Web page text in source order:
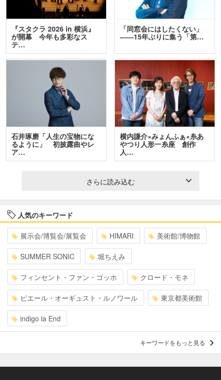
『スタクラ 2026 in 横浜』
が開幕 今年も多彩なス
テ…
「同窓会にはしたくない」
――15年ぶりに集う「第…
石井琢磨「人生の宝物にな
るように」 初披露曲やレ
ア…
横内謙介×みょんふぁ×糸あ
やつり人形一糸座 創作
人…
さらに読み込む
人気のキーワード
展示会/博覧会/展覧会 HIMARI 美術館/博物館
SUMMER SONIC 堀ちえみ
フィンセント・ファン・ゴッホ クロード・モネ
ピエール・オーギュスト・ルノワール 東京都美術館
indigo la End
キーワードをもっと見る